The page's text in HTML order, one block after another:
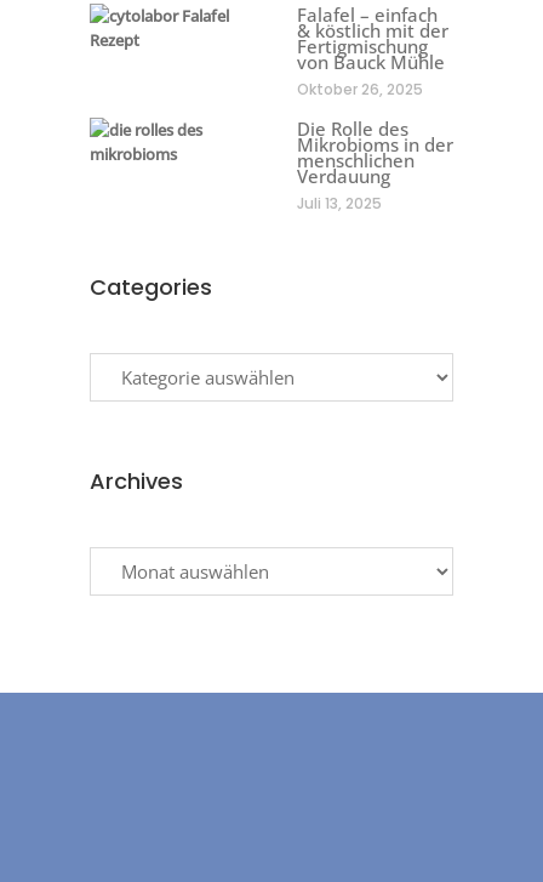
Falafel – einfach
& köstlich mit der
Fertigmischung
von Bauck Mühle
Oktober 26, 2025
Die Rolle des
Mikrobioms in der
menschlichen
Verdauung
Juli 13, 2025
Categories
Archives